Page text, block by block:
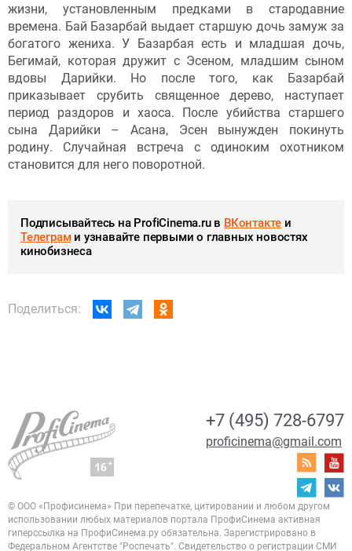
жизни, установленным предками в стародавние
времена. Бай Базарбай выдает старшую дочь замуж за
богатого жениха. У Базарбая есть и младшая дочь,
Бегимай, которая дружит с Эсеном, младшим сыном
вдовы Дарийки. Но после того, как Базарбай
приказывает срубить священное дерево, наступает
период раздоров и хаоса. После убийства старшего
сына Дарийки – Асана, Эсен вынужден покинуть
родину. Случайная встреча с одиноким охотником
становится для него поворотной.
Подписывайтесь на ProfiCinema.ru в ВКонтакте и
Телеграми узнавайте первыми о главных новостях
кинобизнеса
Поделиться:
+7 (495) 728-6797
proficinema@gmail.com
© ООО «Профисинема» При перепечатке, цитировании и любом другом
использовании любых материалов портала ПрофиСинема активная
гиперссылка на ПрофиСинема.ру обязательна. Зарегистрировано в
Федеральном Агентстве "Роспечать". Свидетельство о регистрации СМИ